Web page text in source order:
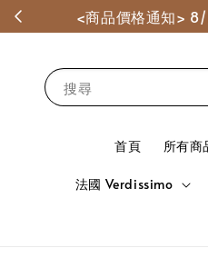
<商品價格通知> 8/
搜尋
首頁 所有商
法國 Verdissimo